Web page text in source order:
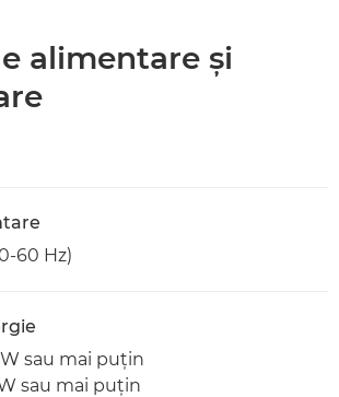
alimentare şi
60 Hz)
sau mai puţin
sau mai puţin